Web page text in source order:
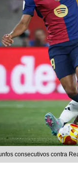
consecutivos contra